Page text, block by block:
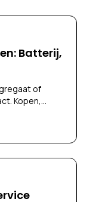
Batterij,
of
Kopen,